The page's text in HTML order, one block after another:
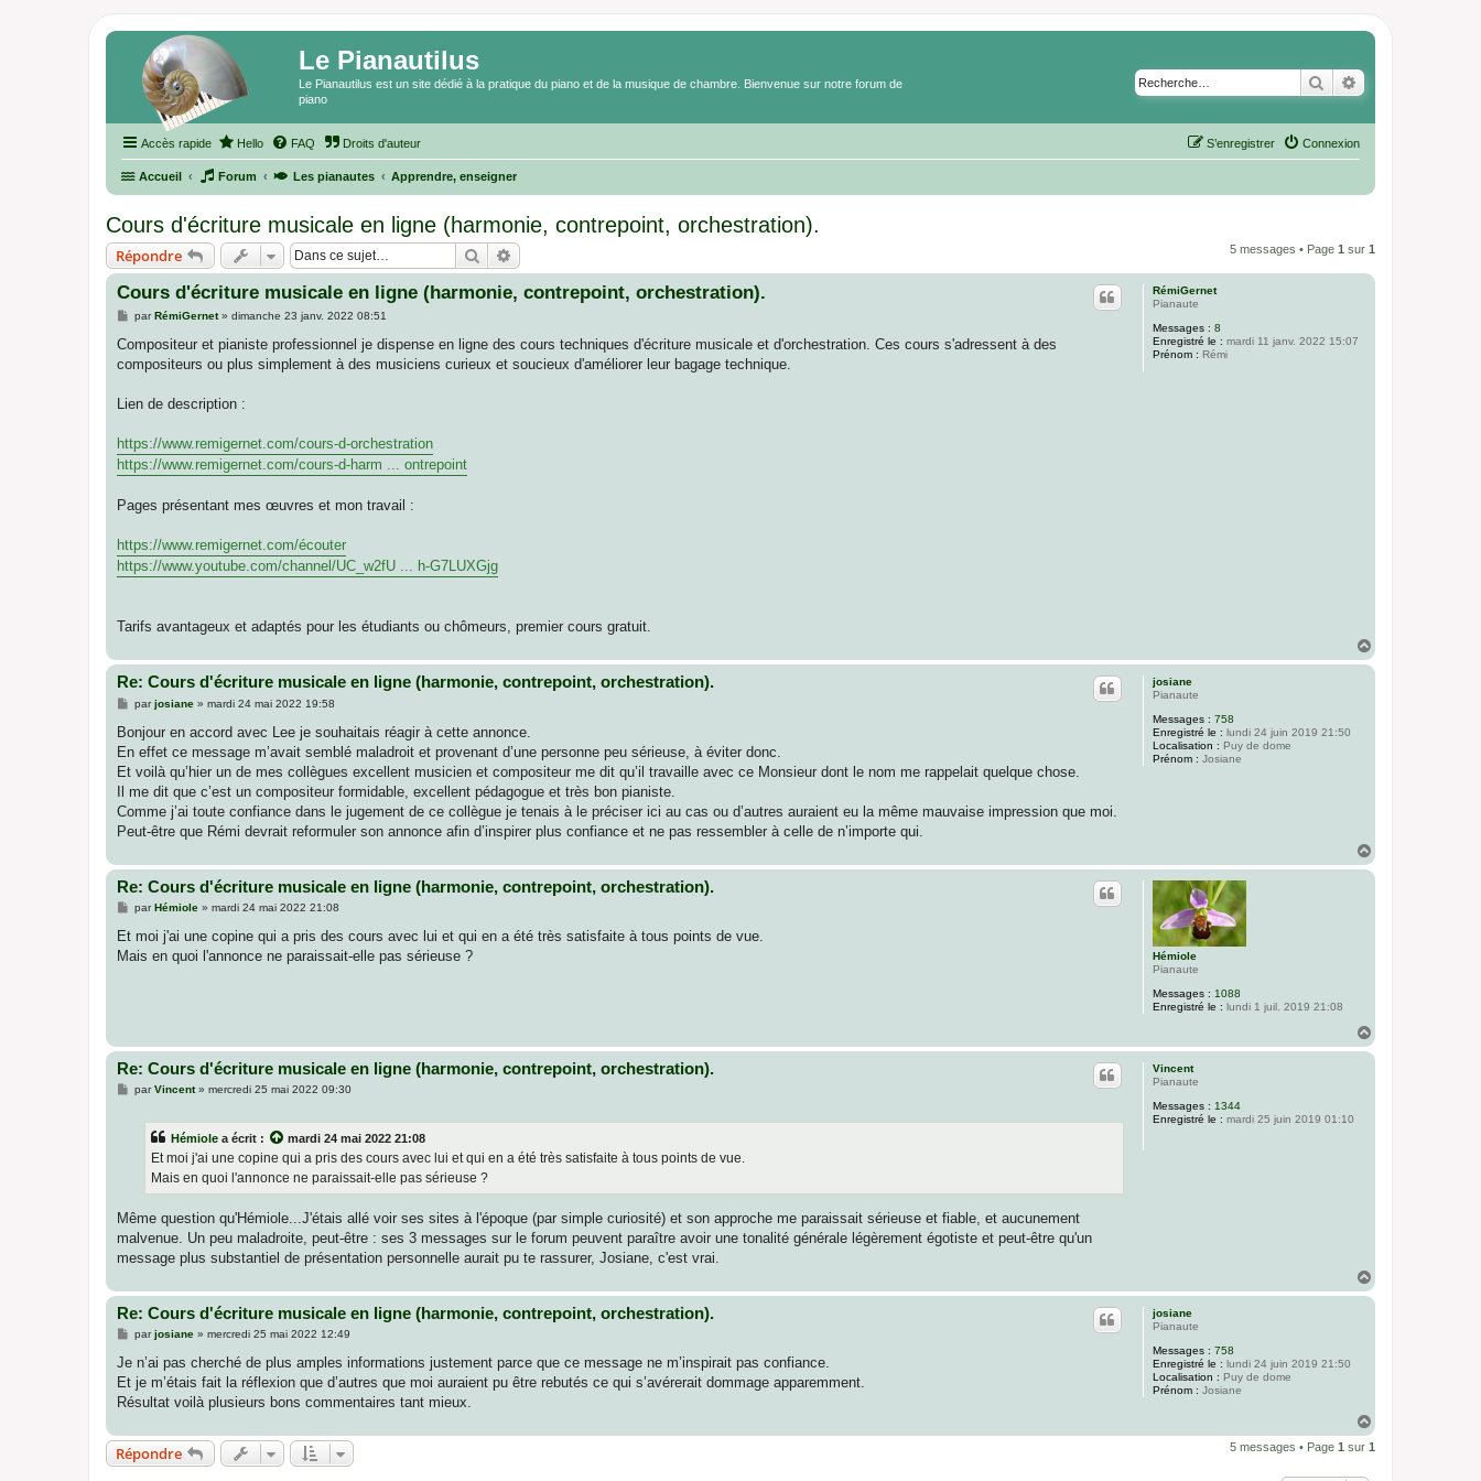
Le Pianautilus
Le Pianautilus est un site dédié à la pratique du piano et de la musique de chambre. Bienvenue sur notre forum de
piano
RechercherRecherche
Accès rapide Hello FAQ Droits d'auteur Connexion
S’enregistrer
Accueil Forum Les pianautes Apprendre, enseigner
Cours d'écriture musicale en ligne (harmonie, contrepoint, orchestration).
Répondre Rechercher 5 messages • Page 1 sur 1
RémiGernet
Pianaute
Messages : 8
Enregistré le : mardi 11 janv. 2022 15:07
Prénom : Rémi
Cours d'écriture musicale en ligne (harmonie, contrepoint, orchestration).
M
s
a
parRémiGernet» dimanche 23 janv. 2022 08:51
Compositeur et pianiste professionnel je dispense en ligne des cours techniques d'écriture musicale et d'orchestration. Ces cours s'adressent à des
compositeurs ou plus simplement à des musiciens curieux et soucieux d'améliorer leur bagage technique.
Lien de description :
https://www.remigernet.com/cours-d-orchestration
https://www.remigernet.com/cours-d-harm ... ontrepoint
Pages présentant mes œuvres et mon travail :
https://www.remigernet.com/écouter
https://www.youtube.com/channel/UC_w2fU ... h-G7LUXGjg
Tarifs avantageux et adaptés pour les étudiants ou chômeurs, premier cours gratuit.
u
josiane
Pianaute
Messages : 758
Enregistré le : lundi 24 juin 2019 21:50
Localisation : Puy de dome
Prénom : Josiane
Re: Cours d'écriture musicale en ligne (harmonie, contrepoint, orchestration).
M
s
a
g
parjosiane» mardi 24 mai 2022 19:58
Bonjour en accord avec Lee je souhaitais réagir à cette annonce.
En effet ce message m’avait semblé maladroit et provenant d’une personne peu sérieuse, à éviter donc.
Et voilà qu’hier un de mes collègues excellent musicien et compositeur me dit qu’il travaille avec ce Monsieur dont le nom me rappelait quelque chose.
Il me dit que c’est un compositeur formidable, excellent pédagogue et très bon pianiste.
Comme j’ai toute confiance dans le jugement de ce collègue je tenais à le préciser ici au cas ou d’autres auraient eu la même mauvaise impression que moi.
Peut-être que Rémi devrait reformuler son annonce afin d’inspirer plus confiance et ne pas ressembler à celle de n’importe qui.
u
Hémiole
Pianaute
Messages : 1088
Enregistré le : lundi 1 juil. 2019 21:08
Re: Cours d'écriture musicale en ligne (harmonie, contrepoint, orchestration).
M
s
a
parHémiole» mardi 24 mai 2022 21:08
Et moi j'ai une copine qui a pris des cours avec lui et qui en a été très satisfaite à tous points de vue.
Mais en quoi l'annonce ne paraissait-elle pas sérieuse ?
u
Vincent
Pianaute
Messages : 1344
Enregistré le : mardi 25 juin 2019 01:10
Re: Cours d'écriture musicale en ligne (harmonie, contrepoint, orchestration).
MparVincent» mercredi 25 mai 2022 09:30
Hémiole a écrit : mardi 24 mai 2022 21:08
Et moi j'ai une copine qui a pris des cours avec lui et qui en a été très satisfaite à tous points de vue.
Mais en quoi l'annonce ne paraissait-elle pas sérieuse ?
Même question qu'Hémiole...J'étais allé voir ses sites à l'époque (par simple curiosité) et son approche me paraissait sérieuse et fiable, et aucunement
malvenue. Un peu maladroite, peut-être : ses 3 messages sur le forum peuvent paraître avoir une tonalité générale légèrement égotiste et peut-être qu'un
message plus substantiel de présentation personnelle aurait pu te rassurer, Josiane, c'est vrai.
u
josiane
Pianaute
Messages : 758
Enregistré le : lundi 24 juin 2019 21:50
Localisation : Puy de dome
Prénom : Josiane
Re: Cours d'écriture musicale en ligne (harmonie, contrepoint, orchestration).
M
s
a
g
parjosiane» mercredi 25 mai 2022 12:49
Je n’ai pas cherché de plus amples informations justement parce que ce message ne m’inspirait pas confiance.
Et je m’étais fait la réflexion que d’autres que moi auraient pu être rebutés ce qui s’avérerait dommage apparemment.
Résultat voilà plusieurs bons commentaires tant mieux.
u
Répondre 5 messages • Page 1 sur 1